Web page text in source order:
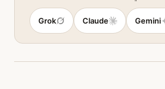
Gemini
Claude
Grok